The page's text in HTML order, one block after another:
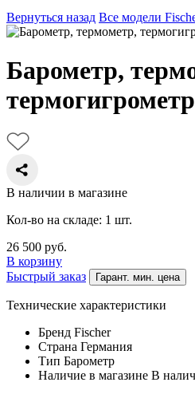
Вернуться назад Все модели
Барометр,
В наличии в магазине
Кол-во на складе: 1 шт.
26 500 руб.
В корзину
Быстрый заказ
Гарант. мин. цена
Технические характеристики
Бренд Fischer
Страна Германия
Тип Барометр
Наличие в магазине В